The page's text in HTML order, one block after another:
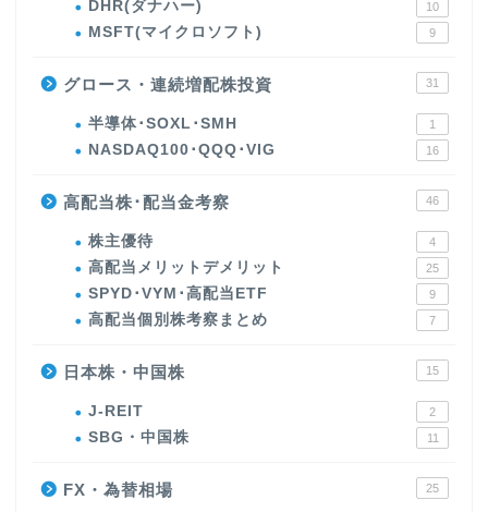
DHR(ダナハー) 10
MSFT(マイクロソフト) 9
グロース・連続増配株投資 31
半導体･SOXL･SMH 1
NASDAQ100･QQQ･VIG 16
高配当株･配当金考察 46
株主優待 4
高配当メリットデメリット 25
SPYD･VYM･高配当ETF 9
高配当個別株考察まとめ 7
日本株・中国株 15
J-REIT 2
SBG・中国株 11
FX・為替相場 25